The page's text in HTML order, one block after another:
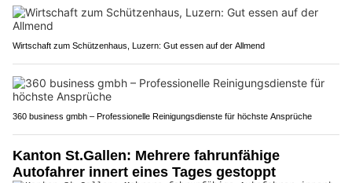
Wirtschaft zum Schützenhaus, Luzern: Gut essen auf der Allmend
360 business gmbh – Professionelle Reinigungsdienste für höchste Ansprüche
Kanton St.Gallen: Mehrere fahrunfähige
Autofahrer innert eines Tages gestoppt